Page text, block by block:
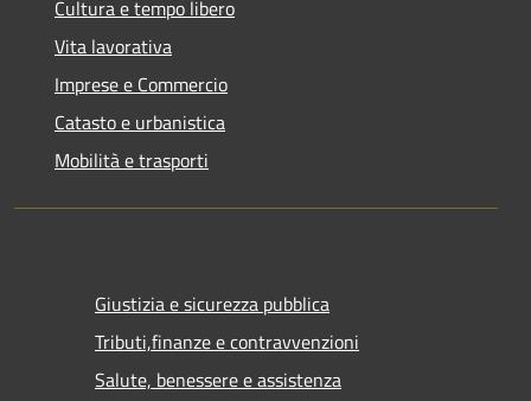
Cultura e tempo libero
Vita lavorativa
Imprese e Commercio
Catasto e urbanistica
Mobilità e trasporti
Giustizia e sicurezza pubblica
Tributi,finanze e contravvenzioni
Salute, benessere e assistenza